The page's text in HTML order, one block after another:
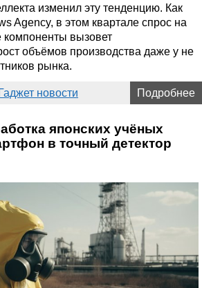
изменил эту тенденцию. Как
Agency, в этом квартале спрос на
вызовет
объёмов производства даже у не
рынка.
Гаджет новости Подробнее
японских учёных
в точный детектор